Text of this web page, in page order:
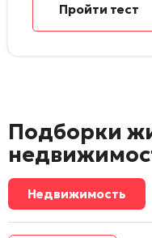
Пройти тест
Подборки
Недвижимость